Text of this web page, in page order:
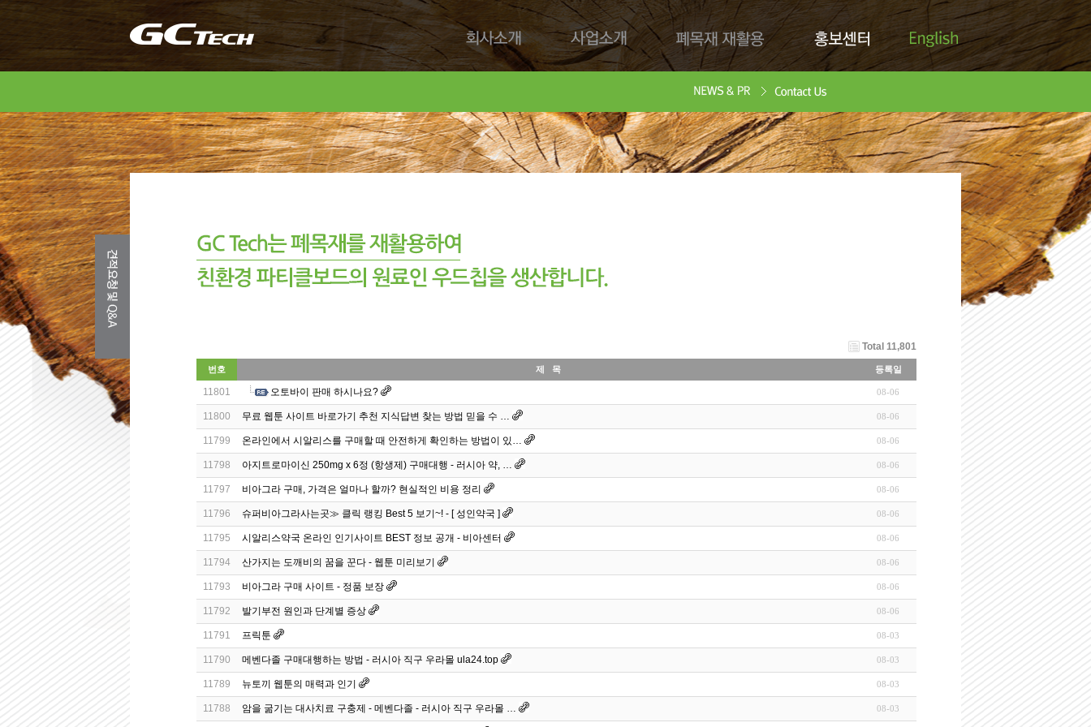
회사소개 사업소개 폐목재 재활용 홍보센터
Download
English
Total 11,801
번호 제 목 등록일
11801 오토바이 판매 하시나요? 08-06
11800 무료 웹툰 사이트 바로가기 추천 지식답변 찾는 방법 믿을 수 … 08-06
11799 온라인에서 시알리스를 구매할 때 안전하게 확인하는 방법이 있… 08-06
11798 아지트로마이신 250mg x 6정 (항생제) 구매대행 - 러시아 약, … 08-06
11797 비아그라 구매, 가격은 얼마나 할까? 현실적인 비용 정리 08-06
11796 슈퍼비아그라사는곳≫ 클릭 랭킹 Best 5 보기~! - [ 성인약국 ] 08-06
11795 시알리스약국 온라인 인기사이트 BEST 정보 공개 - 비아센터 08-06
11794 산가지는 도깨비의 꿈을 꾼다 - 웹툰 미리보기 08-06
11793 비아그라 구매 사이트 - 정품 보장 08-06
11792 발기부전 원인과 단계별 증상 08-06
11791 프릭툰 08-03
11790 메벤다졸 구매대행하는 방법 - 러시아 직구 우라몰 ula24.top 08-03
11789 뉴토끼 웹툰의 매력과 인기 08-03
11788 암을 굶기는 대사치료 구충제 - 메벤다졸 - 러시아 직구 우라몰 … 08-03